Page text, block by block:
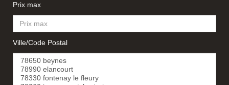
Prix max
Ville/Code Postal